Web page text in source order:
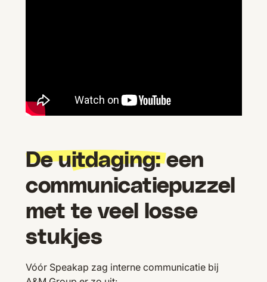
De uitdaging:een
communicatiepuzzel
met te veel losse
stukjes
Vóór Speakap zag interne communicatie bij